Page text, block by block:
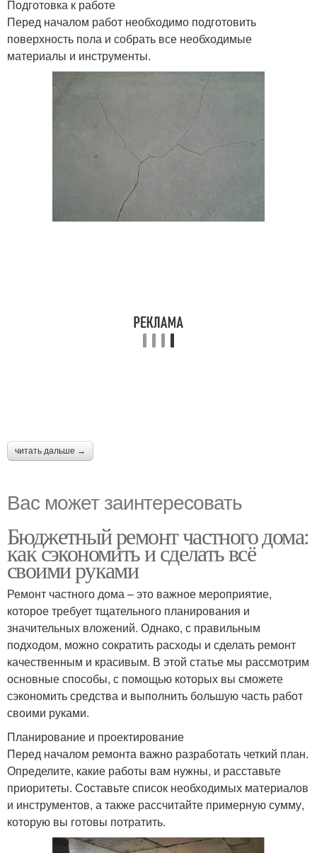
Подготовка к работе
Перед началом работ необходимо подготовить
поверхность пола и собрать все необходимые
материалы и инструменты.
читать дальше →
Вас может заинтересовать
Бюджетный ремонт частного дома:
как сэкономить и сделать всё
своими руками
Ремонт частного дома – это важное мероприятие,
которое требует тщательного планирования и
значительных вложений. Однако, с правильным
подходом, можно сократить расходы и сделать ремонт
качественным и красивым. В этой статье мы рассмотрим
основные способы, с помощью которых вы сможете
сэкономить средства и выполнить большую часть работ
своими руками.
Планирование и проектирование
Перед началом ремонта важно разработать четкий план.
Определите, какие работы вам нужны, и расставьте
приоритеты. Составьте список необходимых материалов
и инструментов, а также рассчитайте примерную сумму,
которую вы готовы потратить.